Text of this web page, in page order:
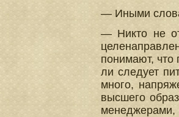
— Иными
— Никто не
понимают, что
ли следует
много,
высшего
менеджерами,